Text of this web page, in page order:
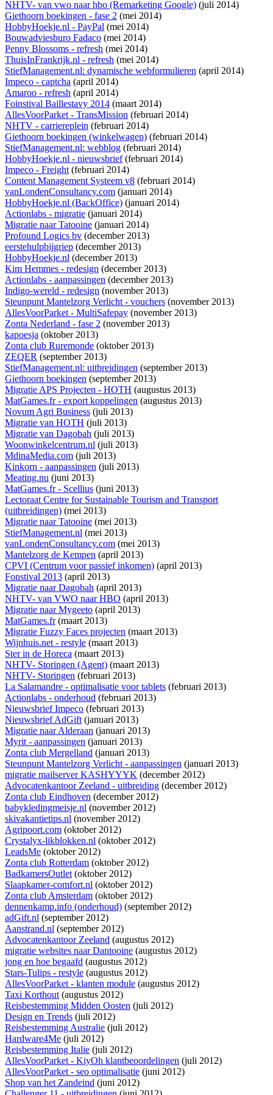
NHTV- van vwo naar hbo (Remarketing Google) (juli 2014)
Giethoorn boekingen - fase 2 (mei 2014)
HobbyHoekje.nl - PayPal (mei 2014)
Bouwadviesburo Fadaco (mei 2014)
Penny Blossoms - refresh (mei 2014)
ThuisInFrankrijk.nl - refresh (mei 2014)
StiefManagement.nl: dynamische webformulieren (april 2014)
Impeco - captcha (april 2014)
Amaroo - refresh (april 2014)
Foinstival Baillestavy 2014 (maart 2014)
AllesVoorParket - TransMission (februari 2014)
NHTV - carriereplein (februari 2014)
Giethoorn boekingen (winkelwagen) (februari 2014)
StiefManagement.nl: webblog (februari 2014)
HobbyHoekje.nl - nieuwsbrief(februari 2014)
Impeco - Freight(februari 2014)
Content Management Systeem v8 (februari 2014)
vanLondenConsultancy.com (januari 2014)
HobbyHoekje.nl (BackOffice) (januari 2014)
Actionlabs - migratie (januari 2014)
Migratie naar Tatooine (januari 2014)
Profound Logics bv (december 2013)
eerstehulpbijgriep (december 2013)
HobbyHoekje.nl (december 2013)
Kim Hemmes - redesign (december 2013)
Actionlabs - aanpassingen (december 2013)
Indigo-wereld - redesign (november 2013)
Steunpunt Mantelzorg Verlicht - vouchers (november 2013)
AllesVoorParket - MultiSafepay (november 2013)
Zonta Nederland - fase 2 (november 2013)
kapoesja (oktober 2013)
Zonta club Ruremonde (oktober 2013)
ZEQER (september 2013)
StiefManagement.nl: uitbreidingen (september 2013)
Giethoorn boekingen (september 2013)
Migratie APS Projecten - HOTH (augustus 2013)
MatGames.fr - export koppelingen (augustus 2013)
Novum Agri Business (juli 2013)
Migratie van HOTH (juli 2013)
Migratie van Dagobah (juli 2013)
Woonwinkelcentrum.nl (juli 2013)
MdinaMedia.com (juli 2013)
Kinkorn - aanpassingen (juli 2013)
Meating.nu (juni 2013)
MatGames.fr - Scellius (juni 2013)
Lectoraat Centre for Sustainable Tourism and Transport
(uitbreidingen) (mei 2013)
Migratie naar Tatooine (mei 2013)
StiefManagement.nl (mei 2013)
vanLondenConsultancy.com (mei 2013)
Mantelzorg de Kempen (april 2013)
CPVI (Centrum voor passief inkomen) (april 2013)
Fonstival 2013 (april 2013)
Migratie naar Dagobah (april 2013)
NHTV- van VWO naar HBO (april 2013)
Migratie naar Mygeeto (april 2013)
MatGames.fr(maart 2013)
Migratie Fuzzy Faces projecten (maart 2013)
Wijnhuis.net - restyle (maart 2013)
Ster in de Horeca (maart 2013)
NHTV- Storingen (Agent) (maart 2013)
NHTV- Storingen (februari 2013)
La Salamandre - optimalisatie voor tablets (februari 2013)
Actionlabs - onderhoud (februari 2013)
Nieuwsbrief Impeco (februari 2013)
Nieuwsbrief AdGift(januari 2013)
Migratie naar Alderaan (januari 2013)
Myrit - aanpassingen (januari 2013)
Zonta club Mergelland (januari 2013)
Steunpunt Mantelzorg Verlicht - aanpassingen (januari 2013)
migratie mailserver KASHYYYK (december 2012)
Advocatenkantoor Zeeland - uitbreiding (december 2012)
Zonta club Eindhoven (december 2012)
babykledingmeisje.nl (november 2012)
skivakantietips.nl (november 2012)
Agripoort.com (oktober 2012)
Crystalyx-likblokken.nl (oktober 2012)
LeadsMe (oktober 2012)
Zonta club Rotterdam (oktober 2012)
BadkamersOutlet(oktober 2012)
Slaapkamer-comfort.nl (oktober 2012)
Zonta club Amsterdam (oktober 2012)
dennenkamp.info (onderhoud) (september 2012)
adGift.nl (september 2012)
Aanstrand.nl (september 2012)
Advocatenkantoor Zeeland (augustus 2012)
migratie websites naar Dantooine (augustus 2012)
jong en hoe begaafd (augustus 2012)
Stars-Tulips - restyle (augustus 2012)
AllesVoorParket - klanten module (augustus 2012)
Taxi Korthout(augustus 2012)
Reisbestemming Midden Oosten (juli 2012)
Design en Trends (juli 2012)
Reisbestemming Australie (juli 2012)
Hardware4Me (juli 2012)
Reisbestemming Italie (juli 2012)
AllesVoorParket - KiyOh klantbeoordelingen (juli 2012)
AllesVoorParket - seo optimalisatie (juni 2012)
Shop van het Zandeind (juni 2012)